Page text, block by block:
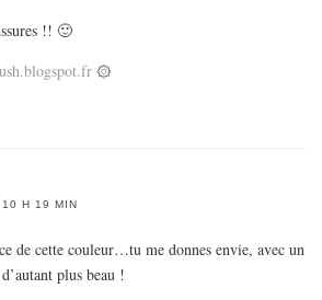
!! 🙂
۞
H 19 MIN
de cette couleur…tu me donnes envie, avec un
plus beau !